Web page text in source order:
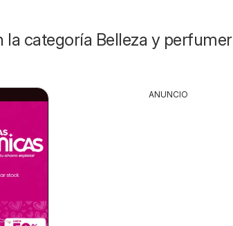
la categoría Belleza y
ANUNCIO